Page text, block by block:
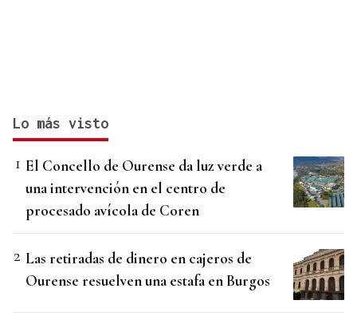
Lo más visto
El Concello de Ourense da luz verde a
una intervención en el centro de
procesado avícola de Coren
Las retiradas de dinero en cajeros de
Ourense resuelven una estafa en Burgos